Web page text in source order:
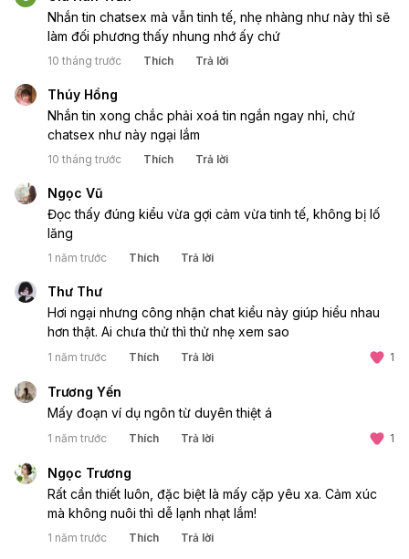
Nhắn tin chatsex mà vẫn tinh tế, nhẹ nhàng như này thì sẽ
làm đối phương thấy nhung nhớ ấy chứ
10 tháng trước Thích Trả lời
Thúy Hồng
Nhắn tin xong chắc phải xoá tin ngắn ngay nhỉ, chứ
chatsex như này ngại lắm
10 tháng trước Thích Trả lời
Ngọc Vũ
Đọc thấy đúng kiểu vừa gợi cảm vừa tinh tế, không bị lố
lăng
1 năm trước Thích Trả lời
Thư Thư
Hơi ngại nhưng công nhận chat kiểu này giúp hiểu nhau
hơn thật. Ai chưa thử thì thử nhẹ xem sao
1 năm trước Thích Trả lời 1
Trương Yến
Mấy đoạn ví dụ ngôn từ duyên thiệt á
1 năm trước Thích Trả lời 1
Ngọc Trương
Rất cần thiết luôn, đặc biệt là mấy cặp yêu xa. Cảm xúc
mà không nuôi thì dễ lạnh nhạt lắm!
1 năm trước Thích Trả lời